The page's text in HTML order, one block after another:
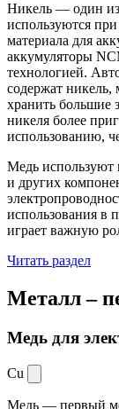
Никель — один
используются
материала для
аккумуляторы
технологией.
содержат никель,
хранить большие
никеля более
использованию,
Медь используют
и других
использования в
играет важную
Читать раздел
Металл –
Медь для
Cu
Медь — первый